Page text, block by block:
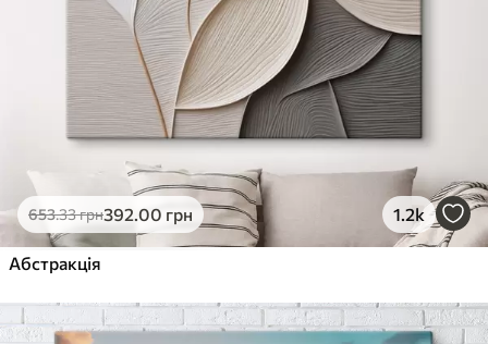
653.33грн392.00 грн 1.2k
Абстракція